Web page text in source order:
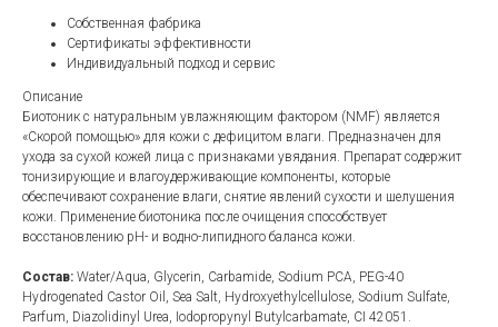
Собственная фабрика
Сертификаты эффективности
Индивидуальный подход и сервис
Описание
Биотоник с натуральным увлажняющим фактором (NMF) является
«Скорой помощью» для кожи с дефицитом влаги. Предназначен для
ухода за сухой кожей лица с признаками увядания. Препарат содержит
тонизирующие и влагоудерживающие компоненты, которые
обеспечивают сохранение влаги, снятие явлений сухости и шелушения
кожи. Применение биотоника после очищения способствует
восстановлению рН- и водно-липидного баланса кожи.
Состав: Water/Aqua, Glycerin, Carbamide, Sodium PCA, PEG-40
Hydrogenated Castor Oil, Sea Salt, Hydroxyethylcellulose, Sodium Sulfate,
Parfum, Diazolidinyl Urea, Iodopropynyl Butylcarbamate, CI 42051.